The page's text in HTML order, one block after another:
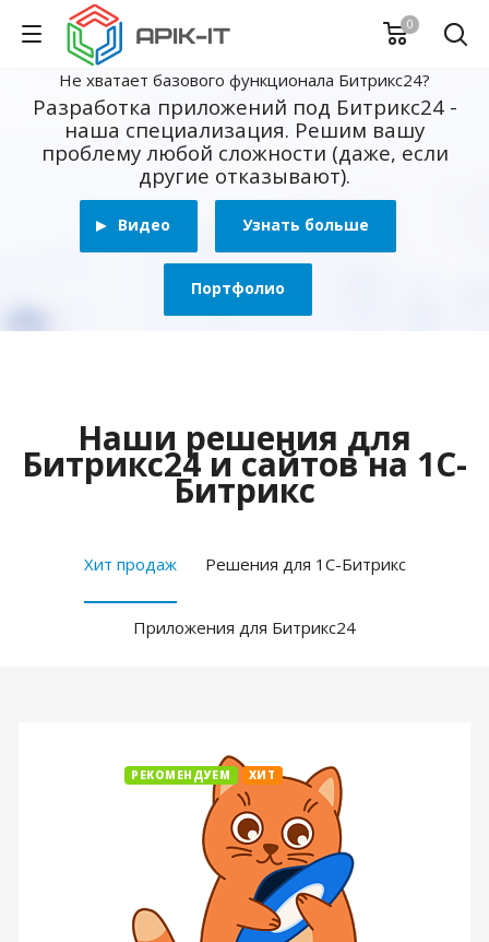
0
Не хватает базового функционала Битрикс24?
Разработка приложений под Битрикс24 -
наша специализация. Решим вашу
проблему любой сложности (даже, если
другие отказывают).
Видео Узнать больше
Портфолио
Наши решения для
Битрикс24 и сайтов на 1С-
Битрикс
Хит продаж Решения для 1С-Битрикс
Приложения для Битрикс24
РЕКОМЕНДУЕМ ХИТ